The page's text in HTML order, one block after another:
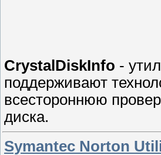
CrystalDiskInfo -
поддерживают
всестороннюю
диска.
Symantec Norton